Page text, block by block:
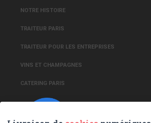
NOTRE HISTOIRE
TRAITEUR PARIS
TRAITEUR POUR LES ENTREPRISES
VINS ET CHAMPAGNES
CATERING PARIS